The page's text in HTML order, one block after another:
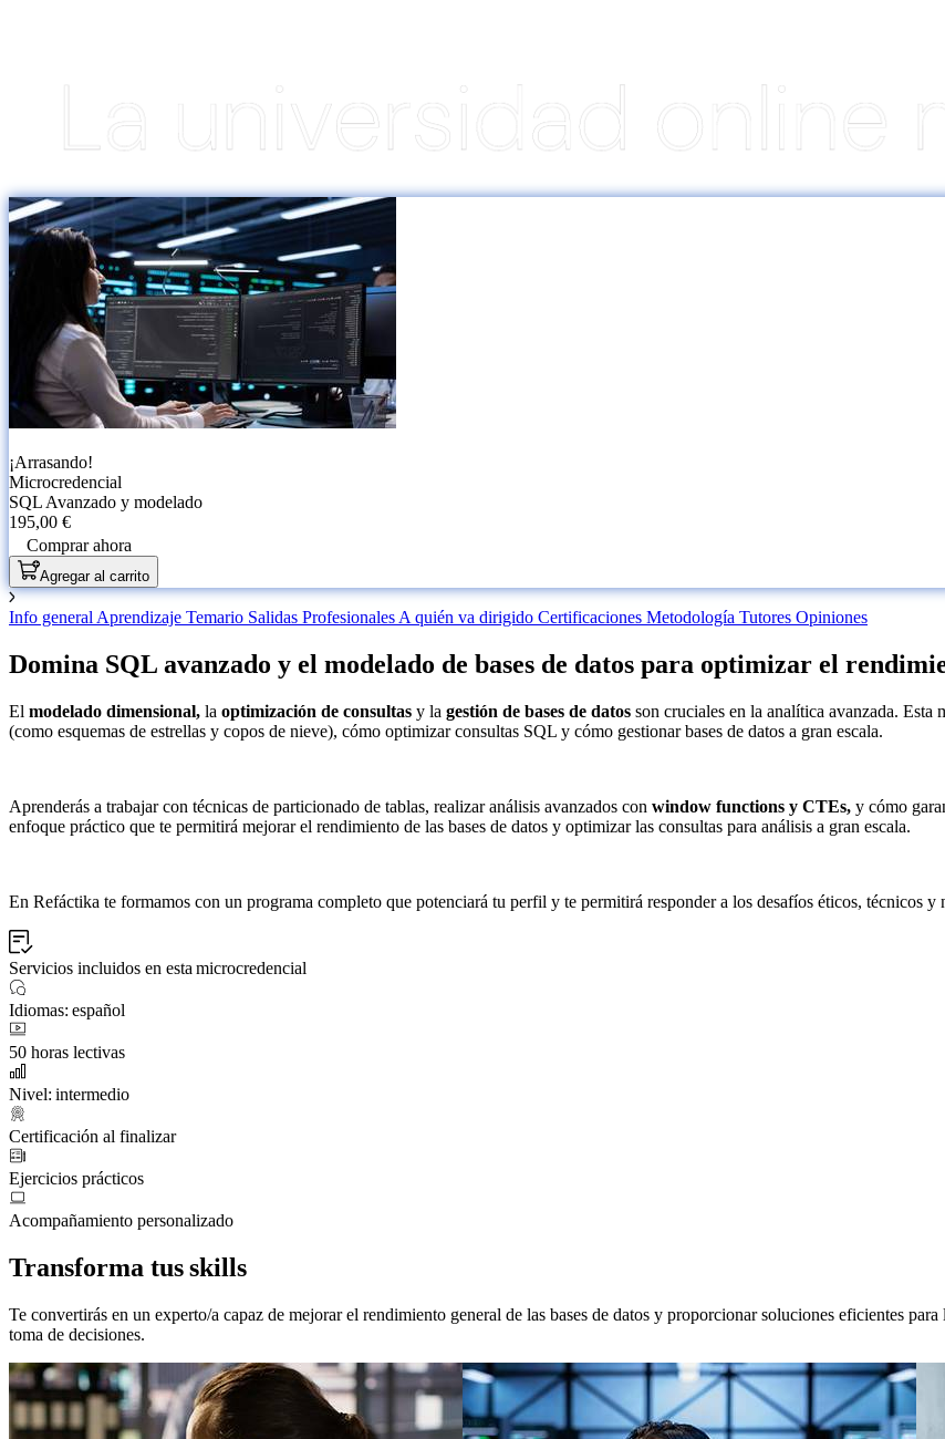
¡Arrasando!
Microcredencial
SQL Avanzado y modelado
195,00 €
Comprar ahora
Agregar al carrito
Info general Aprendizaje Temario Salidas Profesionales A quién va dirigido Certificaciones Metodología Tutores Opiniones
Domina SQL avanzado y el modelado de bases de datos para optimizar el
El modelado dimensional, la optimización de consultas y la gestión de bases de datos son cruciales en la analítica avanzada.
(como esquemas de estrellas y copos de nieve), cómo optimizar consultas SQL y cómo gestionar bases de datos a gran escala.
Aprenderás a trabajar con técnicas de particionado de tablas, realizar análisis avanzados con window functions y CTEs, y cómo
enfoque práctico que te permitirá mejorar el rendimiento de las bases de datos y optimizar las consultas para análisis a gran escala.
En Refáctika te formamos con un programa completo que potenciará tu perfil y te permitirá responder a los desafíos éticos, técnicos
Servicios incluidos en esta microcredencial
Idiomas: español
50 horas lectivas
Nivel: intermedio
Certificación al finalizar
Ejercicios prácticos
Acompañamiento personalizado
Transforma tus skills
Te convertirás en un experto/a capaz de mejorar el rendimiento general de las bases de datos y proporcionar soluciones eficientes
toma de decisiones.